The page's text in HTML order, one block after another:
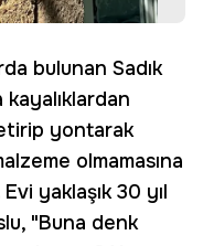
bulunan Sadık
kayalıklardan
yontarak
olmamasına
yaklaşık 30 yıl
"Buna denk